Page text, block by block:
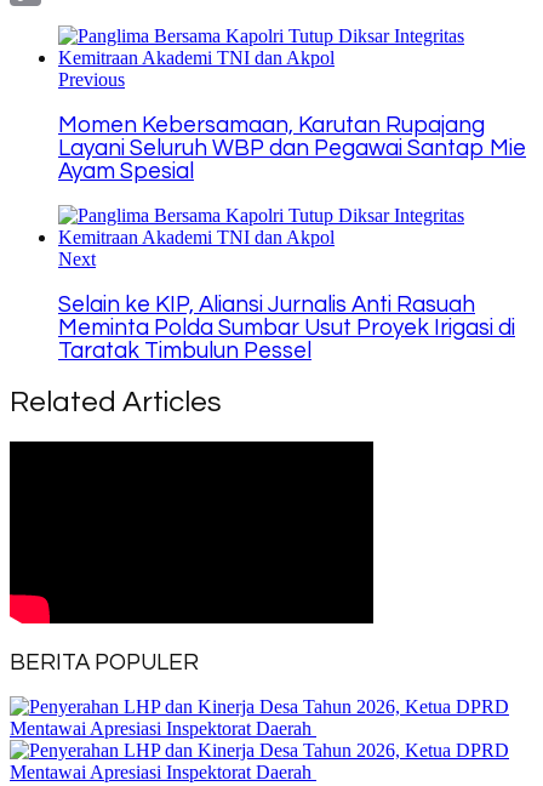
Link
Previous
Momen Kebersamaan, Karutan Rupajang
Layani Seluruh WBP dan Pegawai Santap Mie
Ayam Spesial
Next
Selain ke KIP, Aliansi Jurnalis Anti Rasuah
Meminta Polda Sumbar Usut Proyek Irigasi di
Taratak Timbulun Pessel
Related Articles
BERITA POPULER